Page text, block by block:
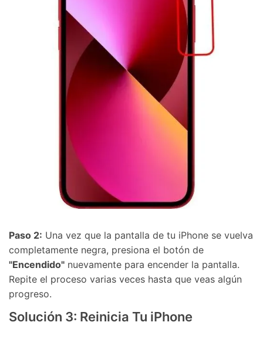
Paso 2: Una vez que la pantalla de tu iPhone se vuelva
completamente negra, presiona el botón de
"Encendido" nuevamente para encender la pantalla.
Repite el proceso varias veces hasta que veas algún
progreso.
Solución 3: Reinicia Tu iPhone
+50M usuarios y +17 años de confianza
Desbloquea, repara y protege tu teléfono
Recupera y transfiere datos fácilmente
Tecnología IA: sin conocimientos técnicos
Abrir App Prueba Online